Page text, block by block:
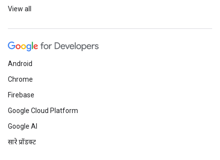
View all
Android
Chrome
Firebase
Google Cloud Platform
Google AI
सारे प्रॉडक्ट